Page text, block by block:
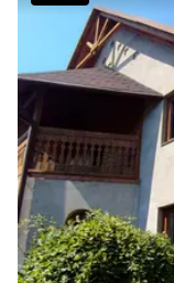
Бетонний фундамент,
вікна та двері деревʼяні. Житлова літня кухня на
газовим та пічним
гостьовий будинок. Господарчі будівлі загальною площею 131.3
кв.м.